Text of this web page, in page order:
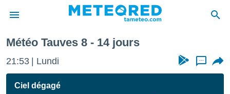
de
Météo Tauves 8 - 14 jours
21:53 Lundi ...
Ciel dégagé